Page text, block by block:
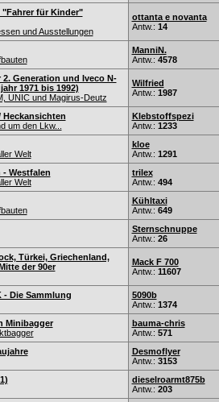
"Fahrer für Kinder"
und Ausstellungen
ottanta e novanta
Antw.: 14
ManniN.
Antw.: 4578
Generation und Iveco N-
1971 bis 1992)
UNIC und Magirus-Deutz
Wilfried
Antw.: 1987
Heckansichten
um den Lkw...
Klebstoffspezi
Antw.: 1233
Welt
kloe
Antw.: 1291
Westfalen
Welt
trilex
Antw.: 494
Kühltaxi
Antw.: 649
Sternschnuppe
Antw.: 26
Türkei, Griechenland,
der 90er
Mack F 700
Antw.: 11607
- Die Sammlung
5090b
Antw.: 1374
Minibagger
bauma-chris
Antw.: 571
Desmoflyer
Antw.: 3153
dieselroarmt875b
Antw.: 203